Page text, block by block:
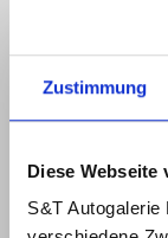
Zustimmung
Diese Webseite
S&T